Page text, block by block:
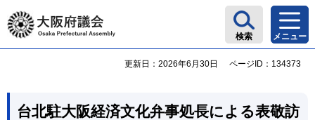
大阪府議会
検索 メニュー
更新日：2026年6月30日 ページID：134373
台北駐大阪経済文化弁事処長による表敬訪